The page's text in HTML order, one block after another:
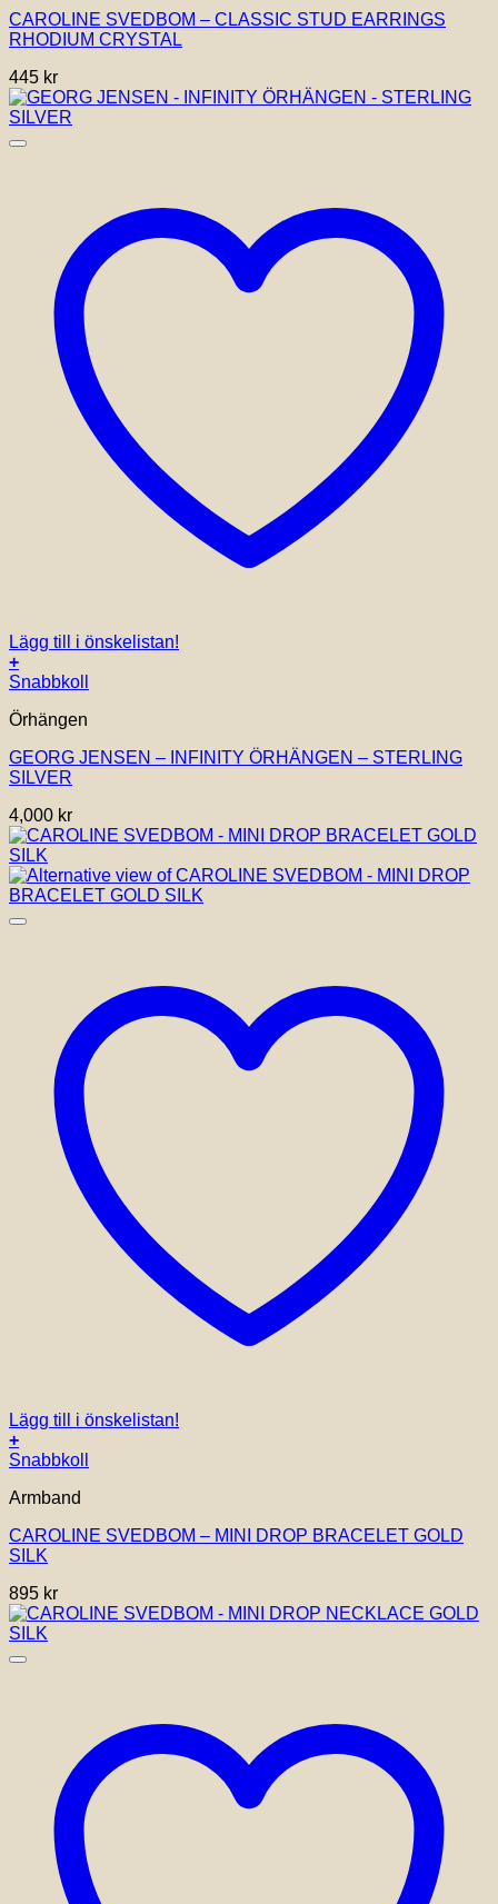
CAROLINE SVEDBOM – CLASSIC STUD EARRINGS
RHODIUM CRYSTAL
445 kr
Lägg till i önskelistan!
+
Snabbkoll
Örhängen
GEORG JENSEN – INFINITY ÖRHÄNGEN – STERLING
SILVER
4,000 kr
Lägg till i önskelistan!
+
Snabbkoll
Armband
CAROLINE SVEDBOM – MINI DROP BRACELET GOLD
SILK
895 kr